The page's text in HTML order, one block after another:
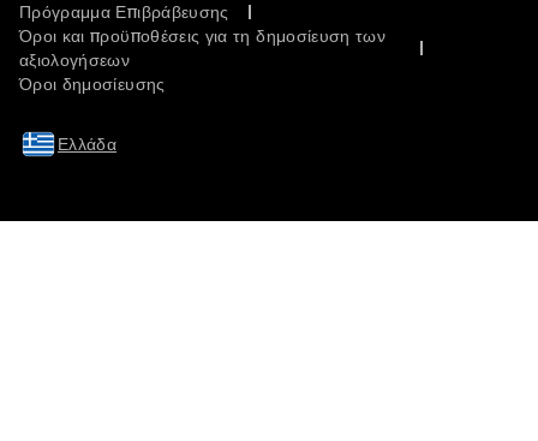
Πρόγραμμα Επιβράβευσης
Όροι και προϋποθέσεις για τη δημοσίευση των
αξιολογήσεων
Όροι δημοσίευσης
Ελλάδα